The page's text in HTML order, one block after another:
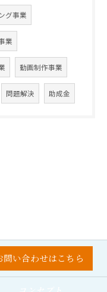
グ事業
業
動画制作事業
問題解決 助成金
問い合わせはこちら